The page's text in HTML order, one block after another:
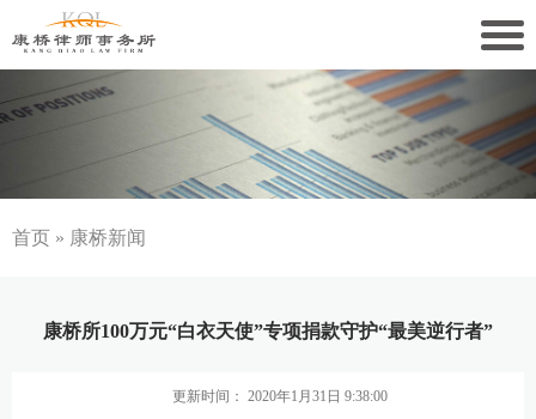
关于康桥
康桥文化
康桥党建
业务领域
首页 » 康桥新闻
康桥所100万元“白衣天使”专项捐款守护“最美逆行者”
更新时间： 2020年1月31日 9:38:00